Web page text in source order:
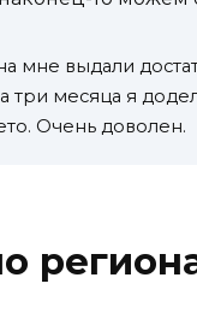
мне выдали
три месяца я
Очень доволен.